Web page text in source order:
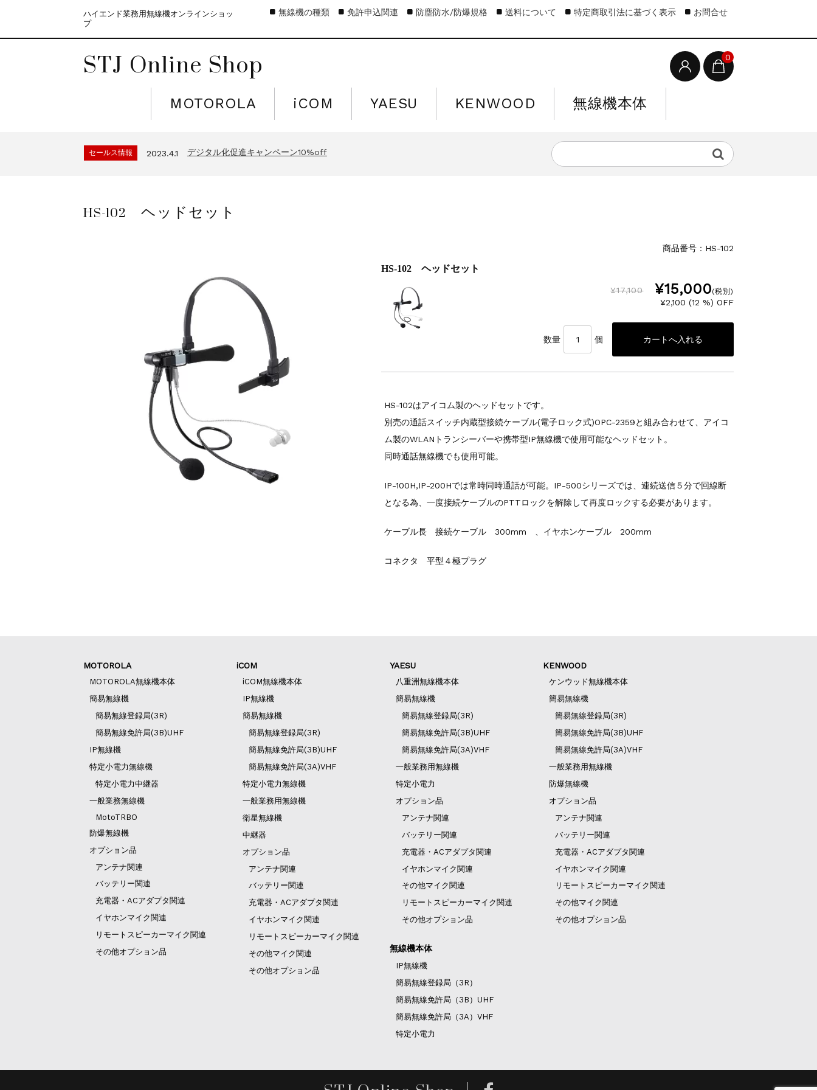
ハイエンド業務用無線機オンラインショッ
プ
STJ Online Shop 0
MOTOROLA iCOM YAESU KENWOOD 無線機本体
無線機の種類 免許申込関連 防塵防水/防爆規格 送料について 特定商取引法に基づく表示 お問合せ
2021.4.12 モトローラ無線機本体キャンペーン15%off
セールス情報 2023.4.1 デジタル化促進キャンペーン10%off
セールス情報 2021.4.12 モトローラ無線機本体キャンペーン15%off
HS-102 ヘッドセット
商品番号：HS-102
HS-102 ヘッドセット
¥17,100 ¥15,000(税別)
¥2,100 (12 %) OFF
数量 個
HS-102はアイコム製のヘッドセットです。
別売の通話スイッチ内蔵型接続ケーブル(電子ロック式)OPC-2359と組み合わせて、アイコ
ム製のWLANトランシーバーや携帯型IP無線機で使用可能なヘッドセット。
同時通話無線機でも使用可能。
IP-100H,IP-200Hでは常時同時通話が可能。IP-500シリーズでは、連続送信５分で回線断
となる為、一度接続ケーブルのPTTロックを解除して再度ロックする必要があります。
ケーブル長 接続ケーブル 300mm 、イヤホンケーブル 200mm
コネクタ 平型４極プラグ
MOTOROLA
MOTOROLA無線機本体
簡易無線機
簡易無線登録局(3R)
簡易無線免許局(3B)UHF
IP無線機
特定小電力無線機
特定小電力中継器
一般業務無線機
MotoTRBO
防爆無線機
オプション品
アンテナ関連
バッテリー関連
充電器・ACアダプタ関連
イヤホンマイク関連
リモートスピーカーマイク関連
その他オプション品
iCOM
iCOM無線機本体
IP無線機
簡易無線機
簡易無線登録局(3R)
簡易無線免許局(3B)UHF
簡易無線免許局(3A)VHF
特定小電力無線機
一般業務用無線機
衛星無線機
中継器
オプション品
アンテナ関連
バッテリー関連
充電器・ACアダプタ関連
イヤホンマイク関連
リモートスピーカーマイク関連
その他マイク関連
その他オプション品
YAESU
八重洲無線機本体
簡易無線機
簡易無線登録局(3R)
簡易無線免許局(3B)UHF
簡易無線免許局(3A)VHF
一般業務用無線機
特定小電力
オプション品
アンテナ関連
バッテリー関連
充電器・ACアダプタ関連
イヤホンマイク関連
その他マイク関連
リモートスピーカーマイク関連
その他オプション品
KENWOOD
ケンウッド無線機本体
簡易無線機
簡易無線登録局(3R)
簡易無線免許局(3B)UHF
簡易無線免許局(3A)VHF
一般業務用無線機
防爆無線機
オプション品
アンテナ関連
バッテリー関連
充電器・ACアダプタ関連
イヤホンマイク関連
リモートスピーカーマイク関連
その他マイク関連
その他オプション品
無線機本体
IP無線機
簡易無線登録局（3R）
簡易無線免許局（3B）UHF
簡易無線免許局（3A）VHF
特定小電力